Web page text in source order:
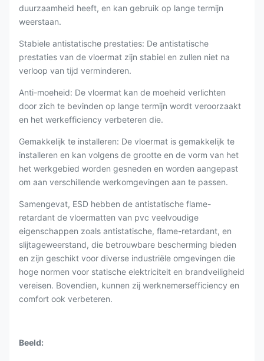
duurzaamheid heeft, en kan gebruik op lange termijn
weerstaan.
Stabiele antistatische prestaties: De antistatische
prestaties van de vloermat zijn stabiel en zullen niet na
verloop van tijd verminderen.
Anti-moeheid: De vloermat kan de moeheid verlichten
door zich te bevinden op lange termijn wordt veroorzaakt
en het werkefficiency verbeteren die.
Gemakkelijk te installeren: De vloermat is gemakkelijk te
installeren en kan volgens de grootte en de vorm van het
het werkgebied worden gesneden en worden aangepast
om aan verschillende werkomgevingen aan te passen.
Samengevat, ESD hebben de antistatische flame-
retardant de vloermatten van pvc veelvoudige
eigenschappen zoals antistatische, flame-retardant, en
slijtageweerstand, die betrouwbare bescherming bieden
en zijn geschikt voor diverse industriële omgevingen die
hoge normen voor statische elektriciteit en brandveiligheid
vereisen. Bovendien, kunnen zij werknemersefficiency en
comfort ook verbeteren.
Beeld: